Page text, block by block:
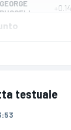
testuale